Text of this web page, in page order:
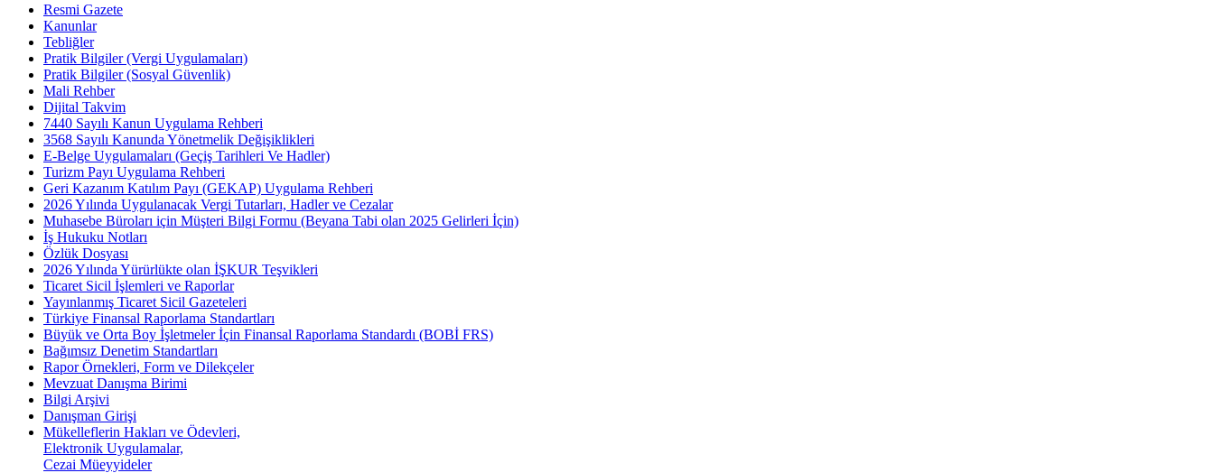
Resmi Gazete
Kanunlar
Tebliğler
Pratik Bilgiler (Vergi Uygulamaları)
Pratik Bilgiler (Sosyal Güvenlik)
Mali Rehber
Dijital Takvim
7440 Sayılı Kanun Uygulama Rehberi
3568 Sayılı Kanunda Yönetmelik Değişiklikleri
E-Belge Uygulamaları (Geçiş Tarihleri Ve Hadler)
Turizm Payı Uygulama Rehberi
Geri Kazanım Katılım Payı (GEKAP) Uygulama Rehberi
2026 Yılında Uygulanacak Vergi Tutarları, Hadler ve Cezalar
Muhasebe Büroları için Müşteri Bilgi Formu (Beyana Tabi olan 2025 Gelirleri İçin)
İş Hukuku Notları
Özlük Dosyası
2026 Yılında Yürürlükte olan İŞKUR Teşvikleri
Ticaret Sicil İşlemleri ve Raporlar
Yayınlanmış Ticaret Sicil Gazeteleri
Türkiye Finansal Raporlama Standartları
Büyük ve Orta Boy İşletmeler İçin Finansal Raporlama Standardı (BOBİ FRS)
Bağımsız Denetim Standartları
Rapor Örnekleri, Form ve Dilekçeler
Mevzuat Danışma Birimi
Bilgi Arşivi
Danışman Girişi
Mükelleflerin Hakları ve Ödevleri,
Elektronik Uygulamalar,
Cezai Müeyyideler